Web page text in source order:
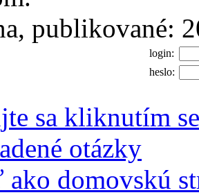
publikované:
login:
heslo:
sa kliknutím
otázky
ako domovskú